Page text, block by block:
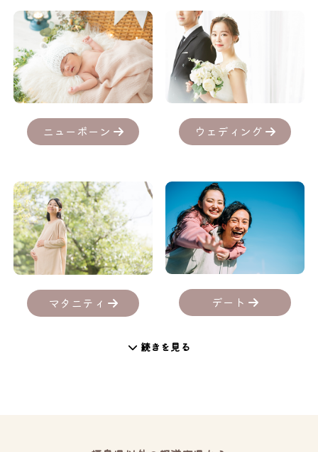
ニューボーン ウェディング
マタニティ デート
続きを見る